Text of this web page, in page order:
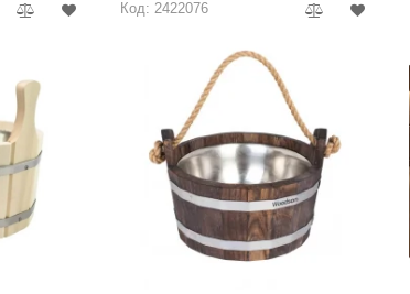
Ермак-Термо
Добросталь
Торнадо
Аэровита
Костёр
Код: 2422076